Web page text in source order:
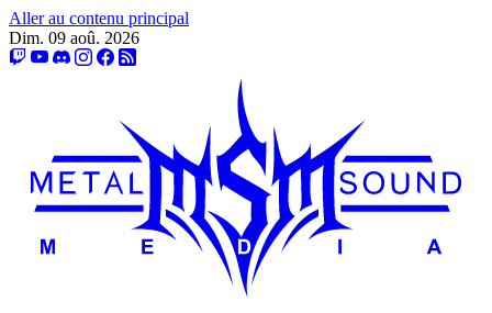
Aller au contenu principal
Dim. 09 aoû. 2026